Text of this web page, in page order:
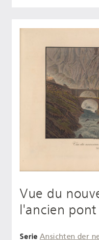
Vue du
l'ancien pont
Serie Ansichten der